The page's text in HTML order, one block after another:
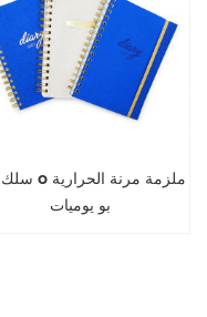
بو يوميات